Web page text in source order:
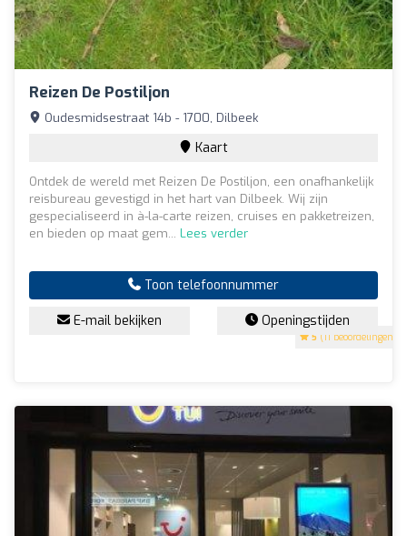
Reizen De Postiljon
5 (11 beoordelingen)
Oudesmidsestraat 14b - 1700, Dilbeek
Kaart
Ontdek de wereld met Reizen De Postiljon, een onafhankelijk
reisbureau gevestigd in het hart van Dilbeek. Wij zijn
gespecialiseerd in à-la-carte reizen, cruises en pakketreizen,
en bieden op maat gem... Lees verder
Toon telefoonnummer
E-mail bekijken Openingstijden